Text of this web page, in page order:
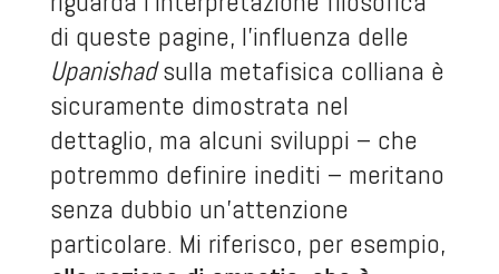
di queste pagine, l’influenza delle
Upanishadsulla metafisica colliana è
sicuramente dimostrata nel
dettaglio, ma alcuni sviluppi – che
potremmo definire inediti – meritano
senza dubbio un’attenzione
particolare. Mi riferisco, per esempio,